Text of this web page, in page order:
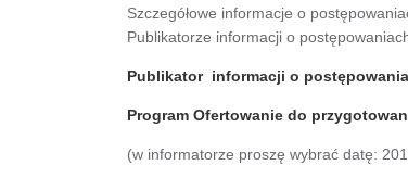
Szczegółowe informacje o
Publikatorze informacji o
Publikator informacji o
Program Ofertowanie do
(w informatorze proszę wybrać datę: